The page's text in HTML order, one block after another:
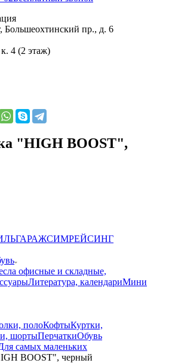
Большеохтинский пр., д. 6
4 (2 этаж)
"HIGH BOOST",
ГАРАЖСИМРЕЙСИНГ
офисные и складные,
Литература, календариМини
полоКофтыКуртки,
шортыПерчаткиОбувь
самых маленьких
BOOST", черный